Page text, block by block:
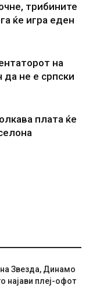
трибините
ќе игра еден
на
да не е српски
плата ќе
Звезда, Динамо
најави плеј-офот